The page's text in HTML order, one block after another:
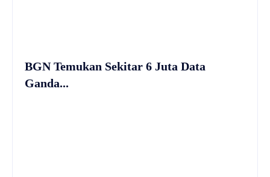
BGN Temukan Sekitar 6 Juta Data
Ganda...